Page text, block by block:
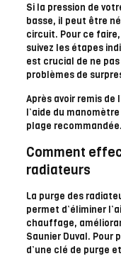
Si la pression de
basse, il peut être
circuit. Pour ce
suivez les étapes
est crucial de ne
problèmes de
Après avoir remis de
l’aide du
plage recommandée.
Comment
radiateurs
La purge des
permet d’éliminer
chauffage,
Saunier Duval. Pour
d’une clé de purge